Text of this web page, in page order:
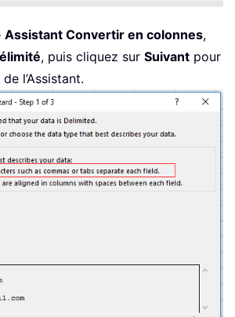
Assistant Convertir en colonnes,
, puis cliquez sur Suivant pour
l’Assistant.